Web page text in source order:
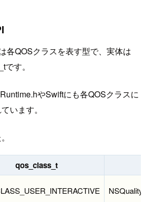
各QOSクラスを表す型で、実体は
す。
やSwiftにも各QOSクラスに
います。
qos_class_t